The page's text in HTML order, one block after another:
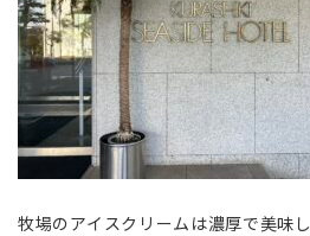
牧場のアイスクリームは濃厚で美味し